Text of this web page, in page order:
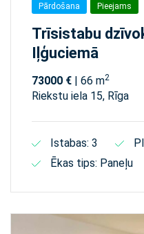
Pārdošana Pieejams
Trīsistabu
Iļģuciemā
73000 € | 66 m2
Riekstu iela 15, Rīga
Istabas: 3
Ēkas tips: Paneļu